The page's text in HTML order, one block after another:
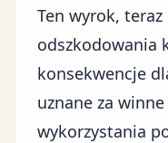
Ten wyrok, teraz
odszkodowania
konsekwencje
uznane za
wykorzystania